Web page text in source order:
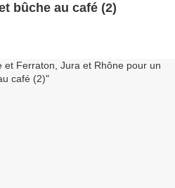
bûche au café (2)